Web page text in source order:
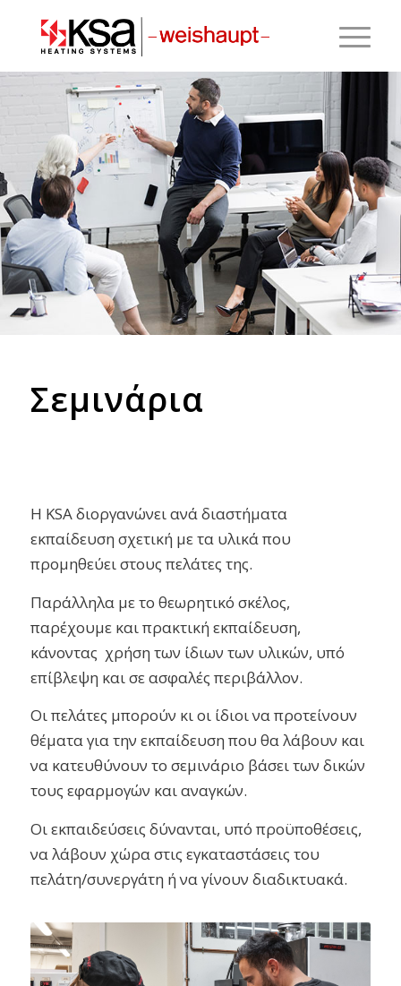
Σεμινάρια
Η KSA διοργανώνει ανά διαστήματα
εκπαίδευση σχετική με τα υλικά που
προμηθεύει στους πελάτες της.
Παράλληλα με το θεωρητικό σκέλος,
παρέχουμε και πρακτική εκπαίδευση,
κάνοντας χρήση των ίδιων των υλικών, υπό
επίβλεψη και σε ασφαλές περιβάλλον.
Οι πελάτες μπορούν κι οι ίδιοι να προτείνουν
θέματα για την εκπαίδευση που θα λάβουν και
να κατευθύνουν το σεμινάριο βάσει των δικών
τους εφαρμογών και αναγκών.
Οι εκπαιδεύσεις δύνανται, υπό προϋποθέσεις,
να λάβουν χώρα στις εγκαταστάσεις του
πελάτη/συνεργάτη ή να γίνουν διαδικτυακά.